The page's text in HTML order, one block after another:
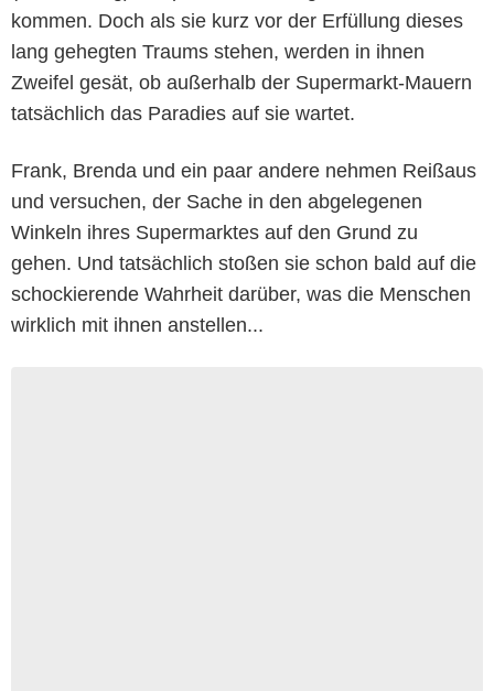
kommen. Doch als sie kurz vor der Erfüllung dieses
lang gehegten Traums stehen, werden in ihnen
Zweifel gesät, ob außerhalb der Supermarkt-Mauern
tatsächlich das Paradies auf sie wartet.
Frank, Brenda und ein paar andere nehmen Reißaus
und versuchen, der Sache in den abgelegenen
Winkeln ihres Supermarktes auf den Grund zu
gehen. Und tatsächlich stoßen sie schon bald auf die
schockierende Wahrheit darüber, was die Menschen
wirklich mit ihnen anstellen...